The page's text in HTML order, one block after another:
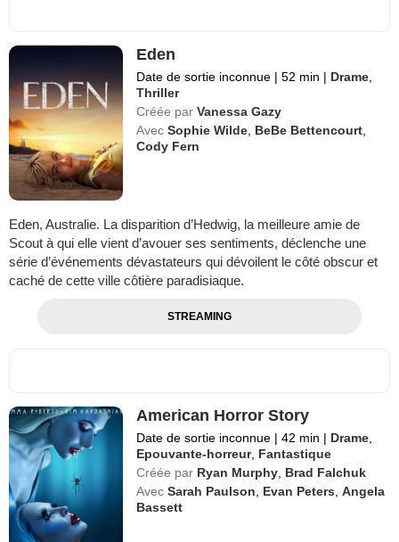
Eden
Date de sortie inconnue | 52 min | Drame
Thriller
Créée par Vanessa Gazy
Avec Sophie Wilde BeBe Bettencourt
Cody Fern
Eden, Australie. La disparition d’Hedwig, la meilleure amie de
Scout à qui elle vient d’avouer ses sentiments, déclenche une
série d’événements dévastateurs qui dévoilent le côté obscur et
caché de cette ville côtière paradisiaque.
STREAMING
American Horror Story
Date de sortie inconnue | 42 min | Drame
Epouvante-horreur, Fantastique
Créée par Ryan Murphy Brad Falchuk
Avec Sarah Paulson Evan Peters ,Angela
Bassett